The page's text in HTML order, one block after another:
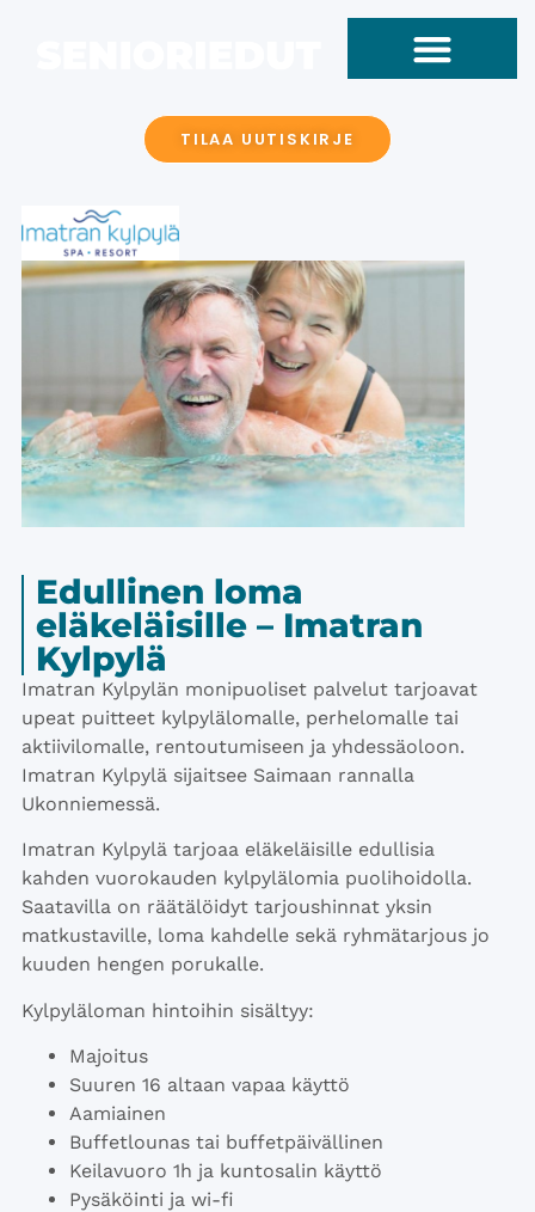
TILAA UUTISKIRJE
Edullinen loma
eläkeläisille – Imatran
Kylpylä
Imatran Kylpylän monipuoliset palvelut tarjoavat
upeat puitteet kylpylälomalle, perhelomalle tai
aktiivilomalle, rentoutumiseen ja yhdessäoloon.
Imatran Kylpylä sijaitsee Saimaan rannalla
Ukonniemessä.
Imatran Kylpylä tarjoaa eläkeläisille edullisia
kahden vuorokauden kylpylälomia puolihoidolla.
Saatavilla on räätälöidyt tarjoushinnat yksin
matkustaville, loma kahdelle sekä ryhmätarjous jo
kuuden hengen porukalle.
Kylpyläloman hintoihin sisältyy:
Majoitus
Suuren 16 altaan vapaa käyttö
Aamiainen
Buffetlounas tai buffetpäivällinen
Keilavuoro 1h ja kuntosalin käyttö
Pysäköinti ja wi-fi